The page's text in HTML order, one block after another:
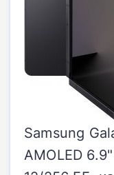
Samsung
AMOLED